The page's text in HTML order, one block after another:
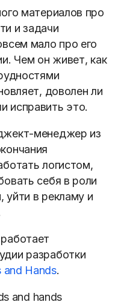
материалов про
и задачи
мало про его
Чем он живет, как
доволен ли
исправить это.
менеджер из
логистом,
себя в роли
уйти в рекламу и
разработки
and Hands.